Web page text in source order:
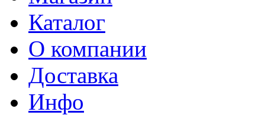
Каталог
О компании
Доставка
Инфо